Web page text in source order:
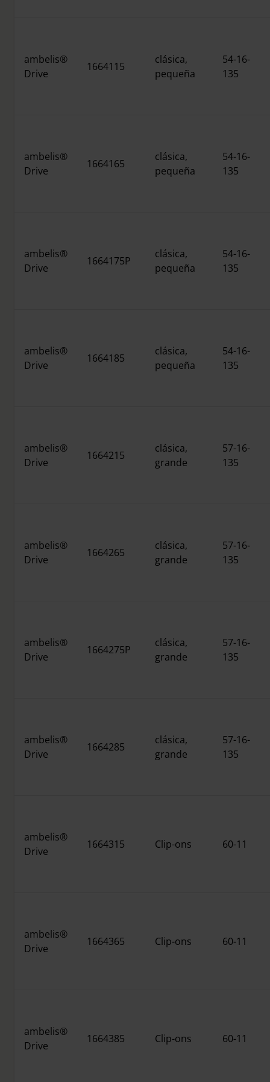
ambelis®
Drive
1664115
clásica,
pequeña
54-16-
135
ambelis®
Drive
1664165
clásica,
pequeña
54-16-
135
ambelis®
Drive
1664175P
clásica,
pequeña
54-16-
135
ambelis®
Drive
1664185
clásica,
pequeña
54-16-
135
ambelis®
Drive
1664215
clásica,
grande
57-16-
135
ambelis®
Drive
1664265
clásica,
grande
57-16-
135
ambelis®
Drive
1664275P
clásica,
grande
57-16-
135
ambelis®
Drive
1664285
clásica,
grande
57-16-
135
ambelis®
Drive
1664315 Clip-ons 60-11
ambelis®
Drive
1664365 Clip-ons 60-11
ambelis®
Drive
1664385 Clip-ons 60-11